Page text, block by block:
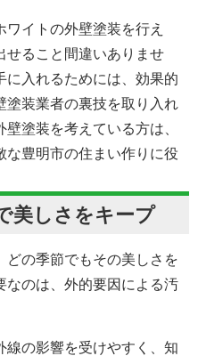
イトの外壁塗装を行え
せること間違いありませ
に入れるためには、効果的
塗装業者の裏技を取り入れ
塗装を考えている方は、
な豊明市の住まい作りに役
美しさをキープ
どの季節でもその美しさを
なのは、外的要因による汚
線の影響を受けやすく、知